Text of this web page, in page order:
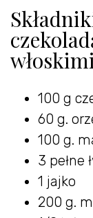
100 g
60 g.
100 g.
3 pełne
1 jajko
200 g.